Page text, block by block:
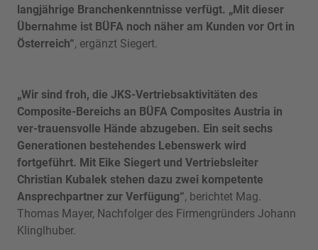
langjährige Branchenkenntnisse verfügt. „Mit dieser
Übernahme ist BÜFA noch näher am Kunden vor Ort in
Österreich“, ergänzt Siegert.
„Wir sind froh, die JKS-Vertriebsaktivitäten des
Composite-Bereichs an BÜFA Composites Austria in
ver-trauensvolle Hände abzugeben. Ein seit sechs
Generationen bestehendes Lebenswerk wird
fortgeführt. Mit Eike Siegert und Vertriebsleiter
Christian Kubalek stehen dazu zwei kompetente
Ansprechpartner zur Verfügung“, berichtet Mag.
Thomas Mayer, Nachfolger des Firmengründers Johann
Klinglhuber.